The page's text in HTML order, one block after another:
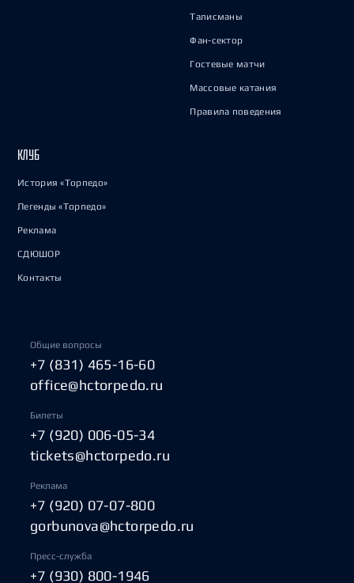
Талисманы
Фан-сектор
Гостевые матчи
Массовые катания
Правила поведения
КЛУБ
История «Торпедо»
Легенды «Торпедо»
Реклама
СДЮШОР
Контакты
Общие вопросы
+7 (831) 465-16-60
office@hctorpedo.ru
Билеты
+7 (920) 006-05-34
tickets@hctorpedo.ru
Реклама
+7 (920) 07-07-800
gorbunova@hctorpedo.ru
Пресс-служба
+7 (930) 800-1946